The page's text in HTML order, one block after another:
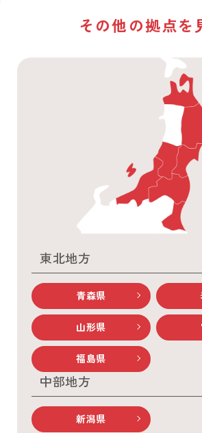
その他の拠点を
東北地方
青森県
山形県
福島県
中部地方
新潟県